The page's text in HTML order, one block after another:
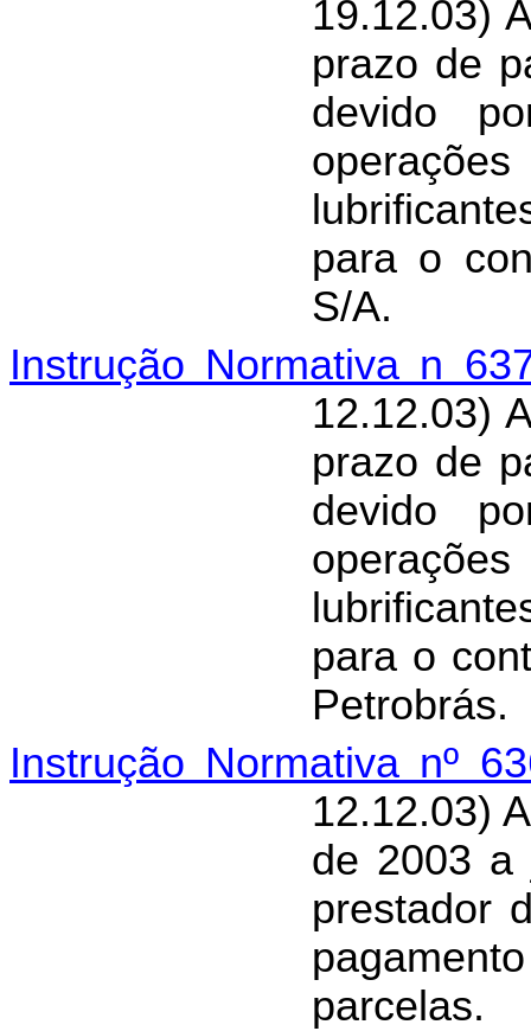
19.12.03)
prazo de
devido
para o
S/A.
Instrução Normativa n
12.12.03)
prazo de
devido
para o
Petrobrás.
Instrução Normativa nº
12.12.03)
de 2003 a
prestador
parcelas.